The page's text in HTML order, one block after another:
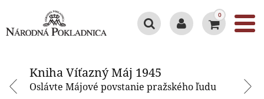
0
Kniha Víťazný Máj 1945
Oslávte Májové povstanie pražského ľudu
Kniha Víťazný Máj 1945